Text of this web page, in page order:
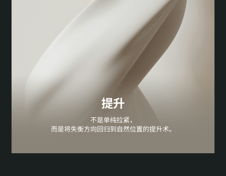
提升
不是单纯拉紧，
而是将失衡方向回归到自然位置的提升术。